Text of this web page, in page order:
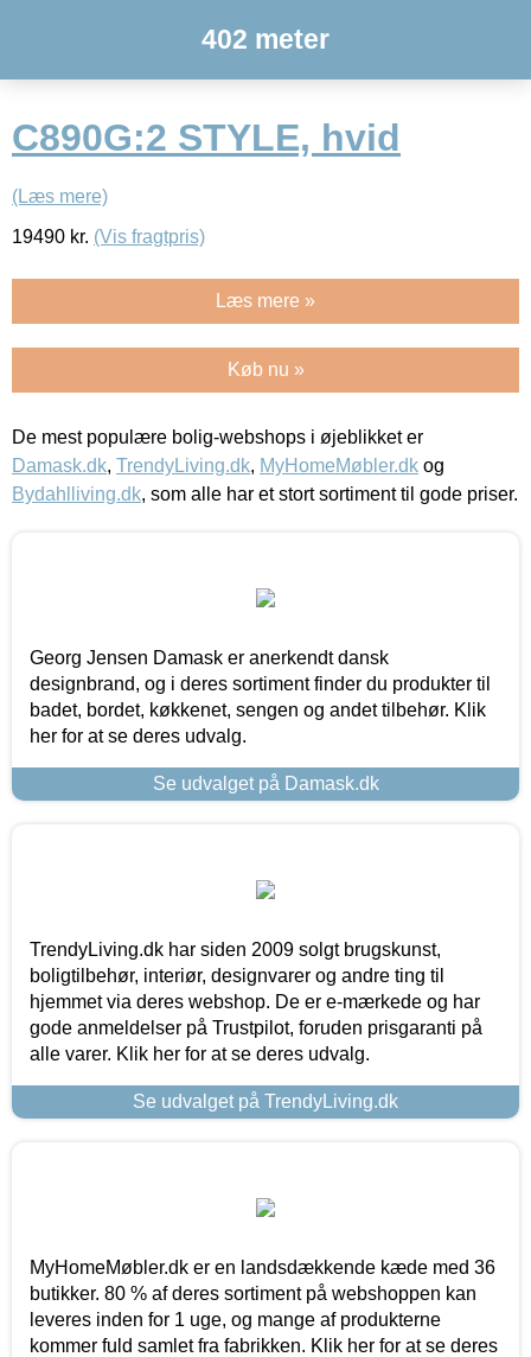
402 meter
C890G:2 STYLE, hvid
(Læs mere)
19490 kr. (Vis fragtpris)
Læs mere »
Køb nu »
De mest populære bolig-webshops i øjeblikket er
Damask.dk, TrendyLiving.dk, MyHomeMøbler.dk og
Bydahlliving.dk, som alle har et stort sortiment til gode priser.
Georg Jensen Damask er anerkendt dansk
designbrand, og i deres sortiment finder du produkter til
badet, bordet, køkkenet, sengen og andet tilbehør. Klik
her for at se deres udvalg.
Se udvalget på Damask.dk
TrendyLiving.dk har siden 2009 solgt brugskunst,
boligtilbehør, interiør, designvarer og andre ting til
hjemmet via deres webshop. De er e-mærkede og har
gode anmeldelser på Trustpilot, foruden prisgaranti på
alle varer. Klik her for at se deres udvalg.
Se udvalget på TrendyLiving.dk
MyHomeMøbler.dk er en landsdækkende kæde med 36
butikker. 80 % af deres sortiment på webshoppen kan
leveres inden for 1 uge, og mange af produkterne
kommer fuld samlet fra fabrikken. Klik her for at se deres